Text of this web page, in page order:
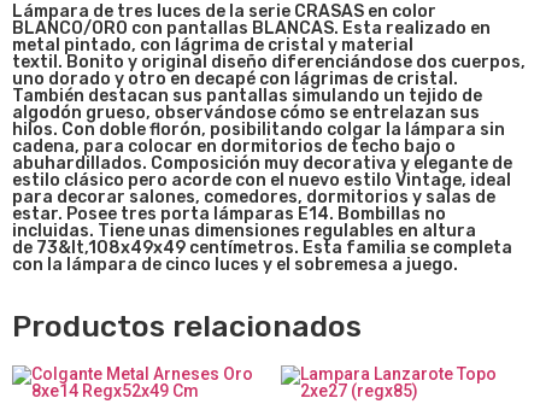
Lámpara de tres luces de la serie CRASAS en color
BLANCO/ORO con pantallas BLANCAS. Esta realizado en
metal pintado, con lágrima de cristal y material
textil. Bonito y original diseño diferenciándose dos cuerpos,
uno dorado y otro en decapé con lágrimas de cristal.
También destacan sus pantallas simulando un tejido de
algodón grueso, observándose cómo se entrelazan sus
hilos. Con doble florón, posibilitando colgar la lámpara sin
cadena, para colocar en dormitorios de techo bajo o
abuhardillados. Composición muy decorativa y elegante de
estilo clásico pero acorde con el nuevo estilo Vintage, ideal
para decorar salones, comedores, dormitorios y salas de
estar. Posee tres porta lámparas E14. Bombillas no
incluidas. Tiene unas dimensiones regulables en altura
de 73&lt,108x49x49 centímetros. Esta familia se completa
con la lámpara de cinco luces y el sobremesa a juego.
Productos relacionados